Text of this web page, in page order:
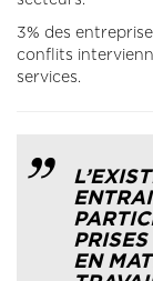
3% des
conflits
services.
EN